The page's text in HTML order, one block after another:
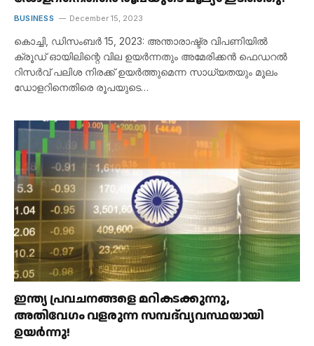
BUSINESS December 15, 2023
കൊച്ചി, ഡിസംബർ 15, 2023: അന്താരാഷ്ട്ര വിപണിയിൽ
ക്രൂഡ് ഓയിലിന്റെ വില ഉയർന്നതും അമേരിക്കൻ ഫെഡറൽ
റിസർവ് പലിശ നിരക്ക് ഉയർത്തുമെന്ന സാധ്യതയും മൂലം
ഡോളറിനെതിരെ രൂപയുടെ…
ഇന്ത്യ പ്രവചനങ്ങളെ മറികടക്കുന്നു,
അതിവേഗം വളരുന്ന സമ്പദ്‌വ്യവസ്ഥയായി
ഉയർന്നു!